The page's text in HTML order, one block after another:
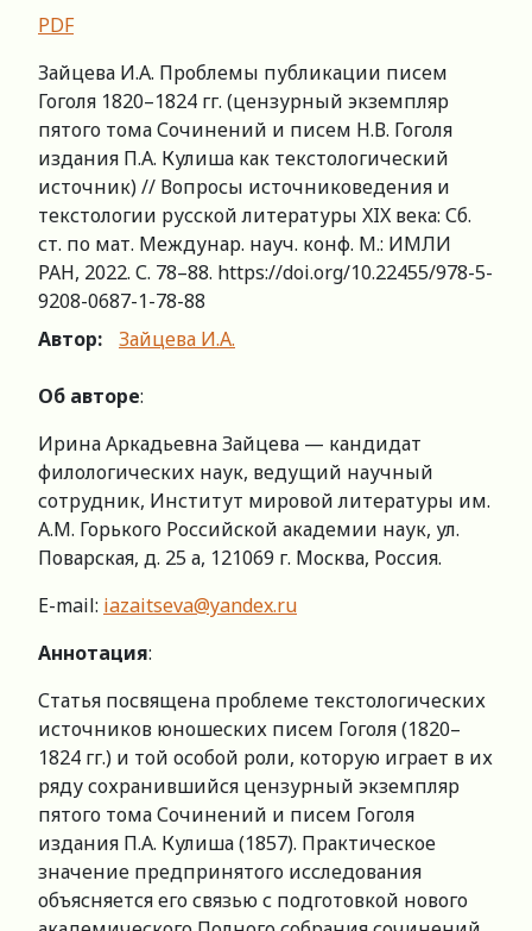
PDF
Зайцева И.А. Проблемы публикации писем
Гоголя 1820–1824 гг. (цензурный экземпляр
пятого тома Сочинений и писем Н.В. Гоголя
издания П.А. Кулиша как текстологический
источник) // Вопросы источниковедения и
текстологии русской литературы XIX века: Сб.
ст. по мат. Междунар. науч. конф. М.: ИМЛИ
РАН, 2022. С. 78–88. https://doi.org/10.22455/978-5-
9208-0687-1-78-88
Автор:
Зайцева И.А.
Об авторе:
Ирина Аркадьевна Зайцева — кандидат
филологических наук, ведущий научный
сотрудник, Институт мировой литературы им.
А.М. Горького Российской академии наук, ул.
Поварская, д. 25 а, 121069 г. Москва, Россия.
E-mail: iazaitseva@yandex.ru
Аннотация:
Статья посвящена проблеме текстологических
источников юношеских писем Гоголя (1820–
1824 гг.) и той особой роли, которую играет в их
ряду сохранившийся цензурный экземпляр
пятого тома Сочинений и писем Гоголя
издания П.А. Кулиша (1857). Практическое
значение предпринятого исследования
объясняется его связью с подготовкой нового